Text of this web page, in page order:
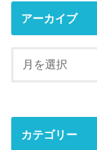
アーカイブ
カテゴリー